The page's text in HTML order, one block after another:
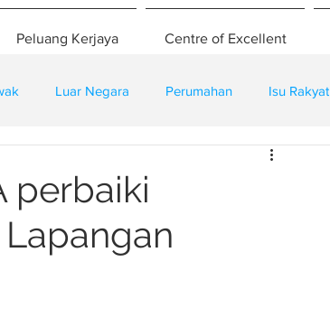
Peluang Kerjaya Centre of Excellent
Luar Negara Perumahan Isu Rakyat
perbaiki